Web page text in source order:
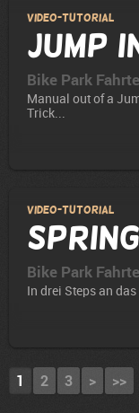
Video-Tutorial
Jump
Bike Park
Manual out of a
Trick...
Video-Tutorial
Bike Park
In drei Steps an
1 2 3 > >>